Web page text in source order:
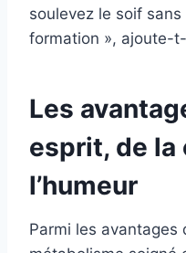
soulevez le soif
formation », ajoute-
Les
esprit, de la
l’humeur
Parmi les avantages